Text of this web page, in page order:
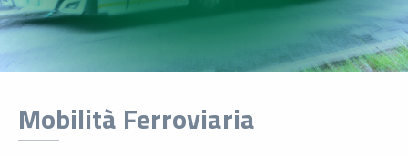
Mobilità Ferroviaria